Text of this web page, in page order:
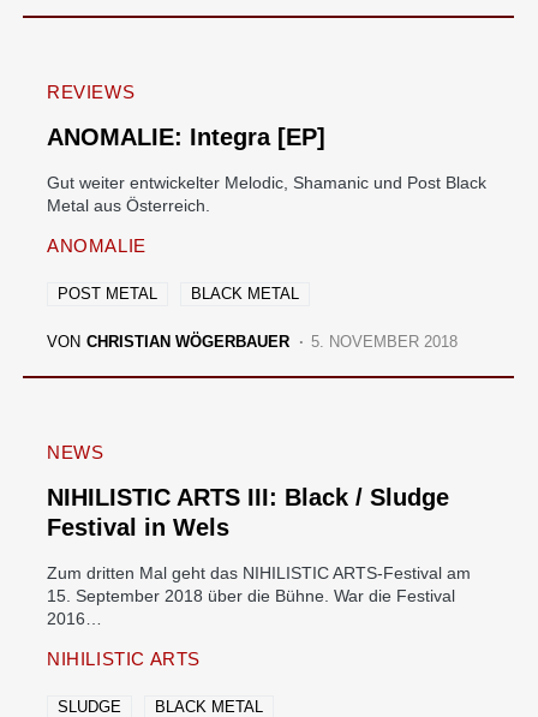
REVIEWS
ANOMALIE: Integra [EP]
Gut weiter entwickelter Melodic, Shamanic und Post Black
Metal aus Österreich.
ANOMALIE
POST METAL BLACK METAL
VON CHRISTIAN WÖGERBAUER 5. NOVEMBER 2018
NEWS
NIHILISTIC ARTS III: Black / Sludge
Festival in Wels
Zum dritten Mal geht das NIHILISTIC ARTS-Festival am
15. September 2018 über die Bühne. War die Festival
2016…
NIHILISTIC ARTS
SLUDGE BLACK METAL